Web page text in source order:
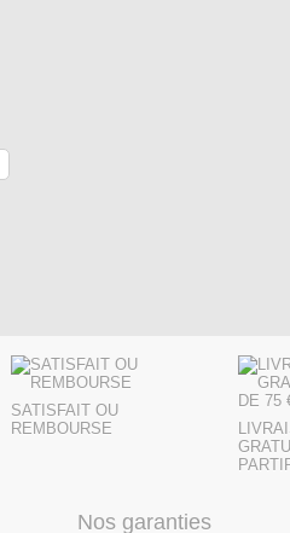
SATISFAIT OU
REMBOURSE
Nos garanties